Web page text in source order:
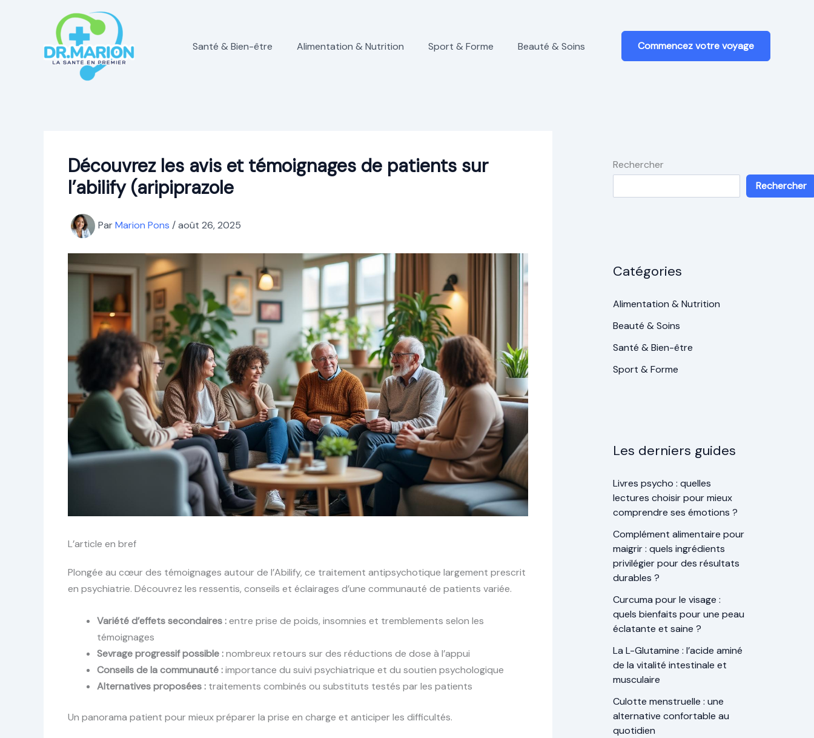
Santé & Bien-être Alimentation & Nutrition Sport & Forme Beauté & Soins Commencez votre voyage
Découvrez les avis et témoignages de patients sur
l’abilify (aripiprazole
ParMarion Pons /août 26, 2025
L’article en bref
Plongée au cœur des témoignages autour de l’Abilify, ce traitement antipsychotique largement prescrit
en psychiatrie. Découvrez les ressentis, conseils et éclairages d’une communauté de patients variée.
Variété d’effets secondaires :entre prise de poids, insomnies et tremblements selon les
témoignages
Sevrage progressif possible :nombreux retours sur des réductions de dose à l’appui
Conseils de la communauté :importance du suivi psychiatrique et du soutien psychologique
Alternatives proposées : traitements combinés ou substituts testés par les patients
Un panorama patient pour mieux préparer la prise en charge et anticiper les difficultés.
Rechercher
Rechercher
Catégories
Alimentation & Nutrition
Beauté & Soins
Santé & Bien-être
Sport & Forme
Les derniers guides
Livres psycho : quelles
lectures choisir pour mieux
comprendre ses émotions ?
Complément alimentaire pour
maigrir : quels ingrédients
privilégier pour des résultats
durables ?
Curcuma pour le visage :
quels bienfaits pour une peau
éclatante et saine ?
La L-Glutamine : l’acide aminé
de la vitalité intestinale et
musculaire
Culotte menstruelle : une
alternative confortable au
quotidien